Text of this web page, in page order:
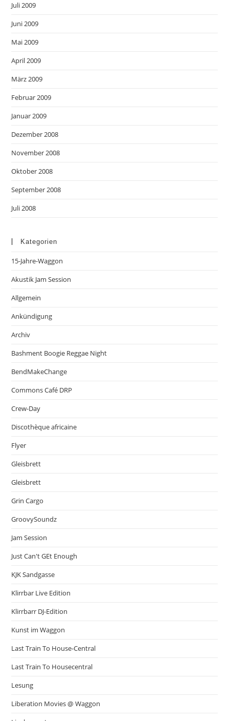
Juli 2009
Juni 2009
Mai 2009
April 2009
März 2009
Februar 2009
Januar 2009
Dezember 2008
November 2008
Oktober 2008
September 2008
Juli 2008
Kategorien
15-Jahre-Waggon
Akustik Jam Session
Allgemein
Ankündigung
Archiv
Bashment Boogie Reggae Night
BendMakeChange
Commons Café DRP
Crew-Day
Discothèque africaine
Flyer
Gleisbrett
Gleisbrett
Grin Cargo
GroovySoundz
Jam Session
Just Can't GEt Enough
KJK Sandgasse
Klirrbar Live Edition
Klirrbarr DJ-Edition
Kunst im Waggon
Last Train To House-Central
Last Train To Housecentral
Lesung
Liberation Movies @ Waggon